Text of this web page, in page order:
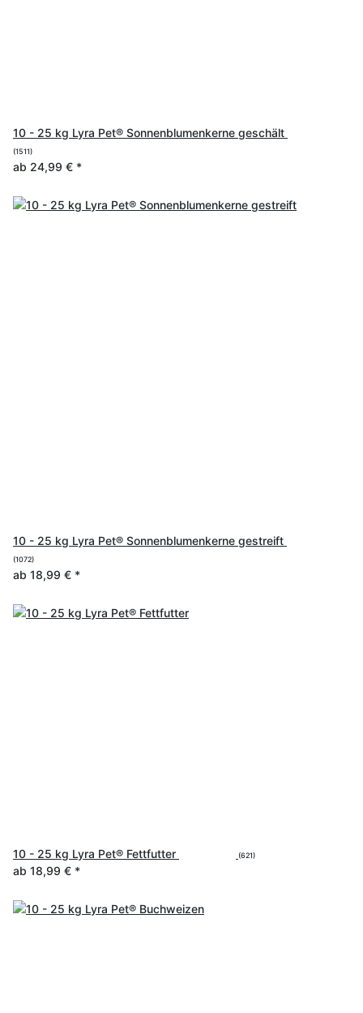
10 - 25 kg Lyra Pet® Sonnenblumenkerne geschält
(1511)
ab 24,99 € *
10 - 25 kg Lyra Pet® Sonnenblumenkerne gestreift
(1072)
ab 18,99 € *
10 - 25 kg Lyra Pet® Fettfutter (621)
ab 18,99 € *